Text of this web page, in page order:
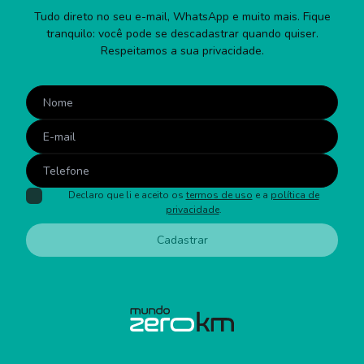
Tudo direto no seu e-mail, WhatsApp e muito mais. Fique
tranquilo: você pode se descadastrar quando quiser.
Respeitamos a sua privacidade.
Declaro que li e aceito os termos de uso e a política de
privacidade.
Cadastrar